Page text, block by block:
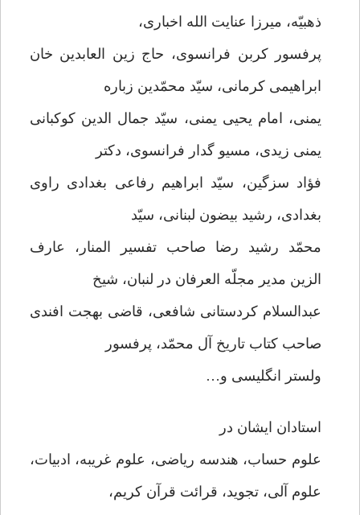
ذهبیّه، میرزا عنایت الله اخباری،
پرفسور کربن فرانسوی، حاج زین العابدین خان
ابراهیمی کرمانی، سیّد محمّدین زباره
یمنی، امام یحیی یمنی، سیّد جمال الدین کوکبانی
یمنی زیدی، مسیو گدار فرانسوی، دکتر
فؤاد سزگین، سیّد ابراهیم رفاعی بغدادی راوی
بغدادی، رشید بیضون لبنانی، سیّد
محمّد رشید رضا صاحب تفسیر المنار، عارف
الزین مدیر مجلّه العرفان در لنبان، شیخ
عبدالسلام کردستانی شافعی، قاضی بهجت افندی
صاحب کتاب تاریخ آل محمّد، پرفسور
ولستر انگلیسی و…
استادان ایشان در
علوم حساب، هندسه ریاضی، علوم غریبه، ادبیات،
علوم آلی، تجوید، قرائت قرآن کریم،